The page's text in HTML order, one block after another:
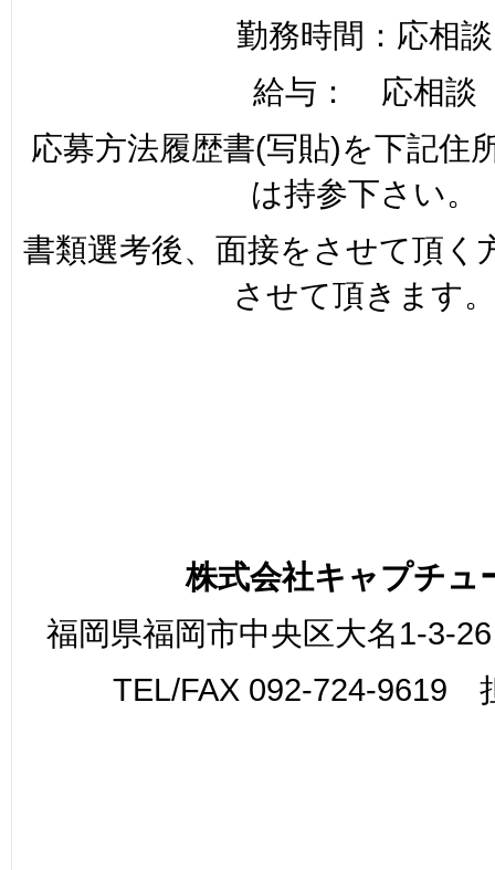
勤務時間：応相談
給与： 応相談
応募方法履歴書(写貼)を下記住
は持参下さい。
書類選考後、面接をさせて頂く
させて頂きます。
株式会社キャプチュ
福岡県福岡市中央区大名1-3-
TEL/FAX 092-724-9619